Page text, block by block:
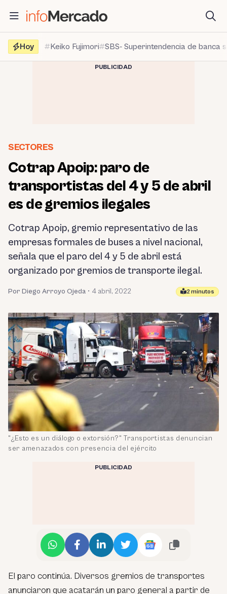
contenido
Hoy
Keiko Fujimori SBS- Superintendencia de banca
PUBLICIDAD
SECTORES
Cotrap Apoip: paro de
transportistas del 4 y 5 de abril
es de gremios ilegales
Cotrap Apoip, gremio representativo de las
empresas formales de buses a nivel nacional,
señala que el paro del 4 y 5 de abril está
organizado por gremios de transporte ilegal.
Por Diego Arroyo Ojeda • 4 abril, 2022 2 minutos
"¿Esto es un diálogo o extorsión?" Transportistas denuncian
ser amenazados con presencia del ejército
PUBLICIDAD
El paro continúa. Diversos gremios de transportes
anunciaron que acatarán un paro general a partir de